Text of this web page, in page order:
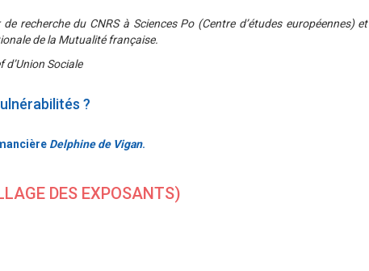
recherche du CNRS à Sciences Po (Centre d’études européennes) et
de la Mutualité française.
d’Union Sociale
?
Delphine de Vigan.
DES EXPOSANTS)